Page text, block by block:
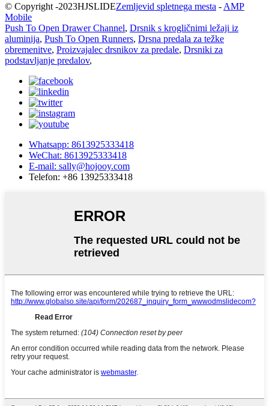
© Copyright -2023HJSLIDEZemljevid spletnega mesta - AMP
Mobile
Push To Open Drawer Channel, Drsnik s krogličnimi ležaji iz
aluminija, Push To Open Runners, Drsna predala za težke
obremenitve, Proizvajalec drsnikov za predale, Drsniki za
podstavljanje predalov,
Whatsapp: 8613925333418
WeChat: 8613925333418
E-mail: sally@hojooy.com
Telefon: +86 13925333418